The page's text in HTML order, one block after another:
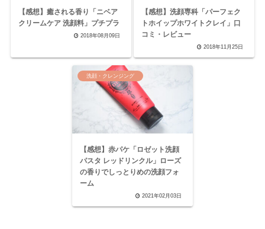
【感想】癒される香り「ニベア
クリームケア 洗顔料」プチプラ
2018年08月09日
【感想】洗顔専科「パーフェク
トホイップホワイトクレイ」口
コミ・レビュー
2018年11月25日
洗顔・クレンジング
【感想】赤パケ「ロゼット洗顔
パスタ レッドリンクル」ローズ
の香りでしっとりめの洗顔フォ
ーム
2021年02月03日